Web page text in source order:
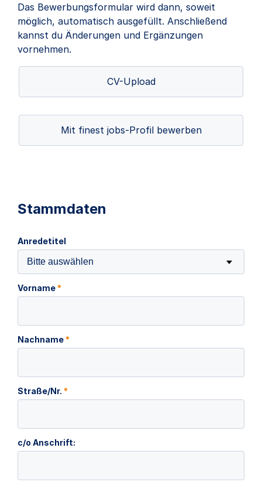
Das Bewerbungsformular wird dann, soweit
möglich, automatisch ausgefüllt. Anschließend
kannst du Änderungen und Ergänzungen
vornehmen.
CV-Upload
Mit finest jobs-Profil bewerben
Stammdaten
Anredetitel
Bitte auswählen
Vorname*
Nachname*
Straße/Nr. *
c/o Anschrift: